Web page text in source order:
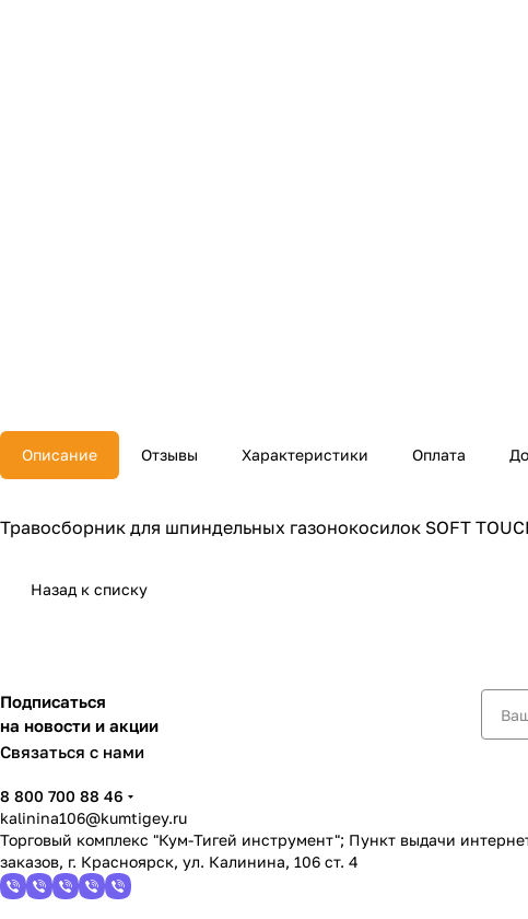
Описание Отзывы Характеристики Оплата
Травосборник для шпиндельных газонокосилок SOFT
Назад к списку
Подписаться
на новости и акции
Связаться с нами
8 800 700 88 46
kalinina106@kumtigey.ru
Торговый комплекс "Кум-Тигей инструмент"; Пункт выдачи
заказов, г. Красноярск, ул. Калинина, 106 ст. 4